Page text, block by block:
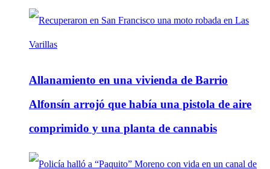
Allanamiento en una vivienda de Barrio
Alfonsín arrojó que había una pistola de aire
comprimido y una planta de cannabis